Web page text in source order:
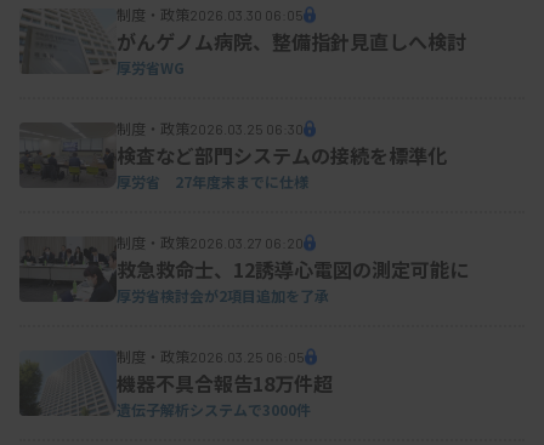
制度・政策2026.03.30 06:05
がんゲノム病院、整備指針見直しへ検討
厚労省WG
制度・政策2026.03.25 06:30
検査など部門システムの接続を標準化
厚労省 27年度末までに仕様
制度・政策2026.03.27 06:20
救急救命士、12誘導心電図の測定可能に
厚労省検討会が2項目追加を了承
制度・政策2026.03.25 06:05
機器不具合報告18万件超
遺伝子解析システムで3000件